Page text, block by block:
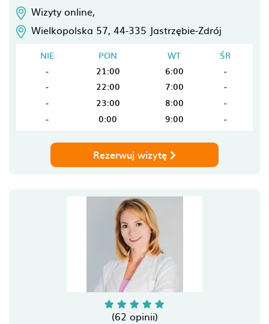
Wizyty online,
Wielkopolska 57, 44-335 Jastrzębie-Zdrój
NIE PON WT
ŚR
-
21:00 6:00
-
-
22:00 7:00
-
-
23:00 8:00
-
-
0:00 9:00 -
Rezerwuj wizytę
(62 opinii)